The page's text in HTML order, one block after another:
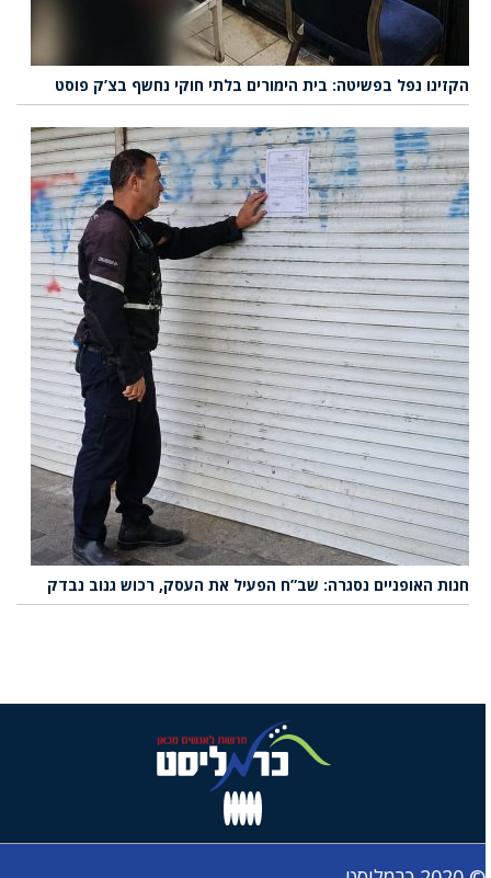
הקזינו נפל בפשיטה: בית הימורים בלתי חוקי נחשף בצ’ק פוסט
חנות האופניים נסגרה: שב”ח הפעיל את העסק, רכוש גנוב נבדק